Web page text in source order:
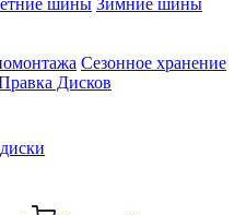
шины Зимние шины
Сезонное хранение
Дисков